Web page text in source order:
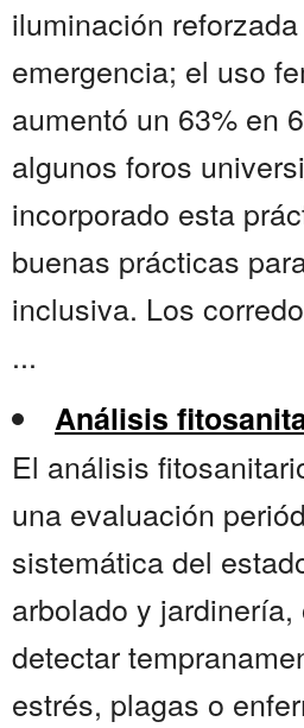
iluminación
emergencia; el uso
aumentó un 63% en
algunos foros
incorporado esta
buenas prácticas
inclusiva. Los
...
Análisis
El análisis
una evaluación
sistemática del
arbolado y
detectar
estrés, plagas o